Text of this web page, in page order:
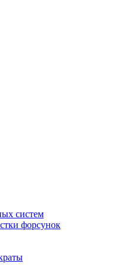
систем
форсунок